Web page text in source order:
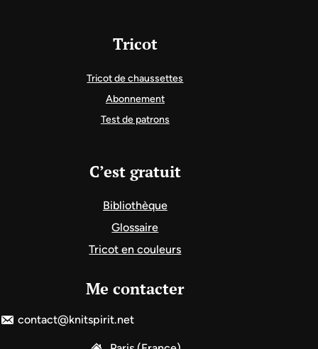
Tricot
Tricot de chaussettes
Abonnement
Test de patrons
C’est gratuit
Bibliothèque
Glossaire
Tricot en couleurs
Me contacter
contact@knitspirit.net